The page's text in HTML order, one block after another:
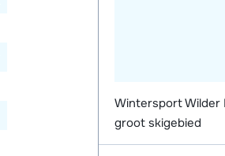
Wintersport Wilder
groot skigebied